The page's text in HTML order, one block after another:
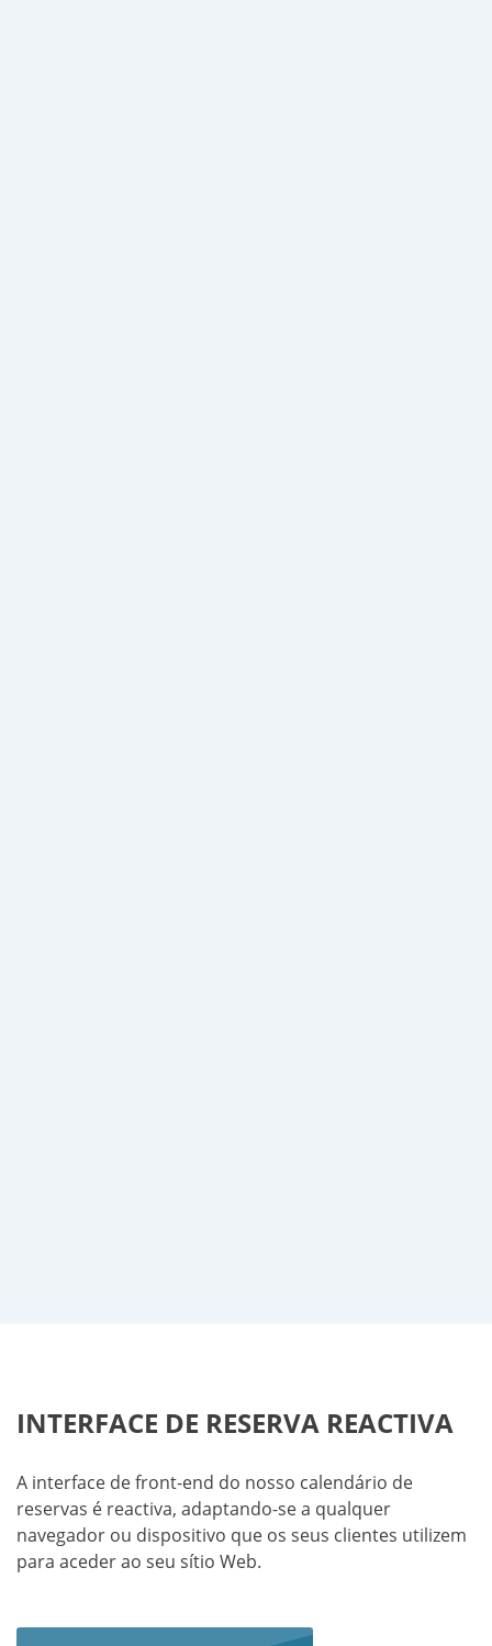
INTERFACE DE RESERVA REACTIVA
A interface de front-end do nosso calendário de
reservas é reactiva, adaptando-se a qualquer
navegador ou dispositivo que os seus clientes utilizem
para aceder ao seu sítio Web.